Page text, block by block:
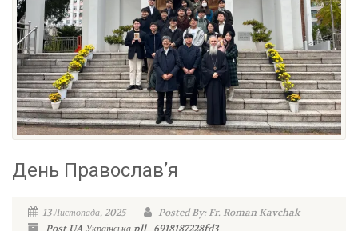
День Православ’я
13 Листопада, 2025
Posted By: Fr. Roman Kavchak
Post UA Українська pll_6918187228fd3